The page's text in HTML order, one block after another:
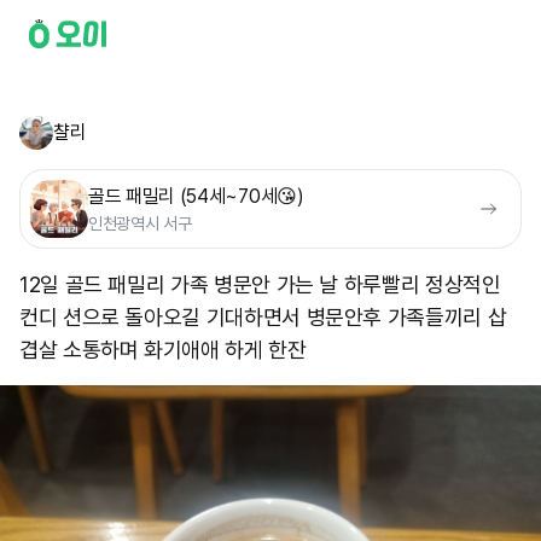
챨리
골드 패밀리 (54세~70세😘)
인천광역시 서구
12일 골드 패밀리 가족 병문안 가는 날 하루빨리 정상적인
컨디 션으로 돌아오길 기대하면서 병문안후 가족들끼리 삽
겹살 소통하며 화기애애 하게 한잔